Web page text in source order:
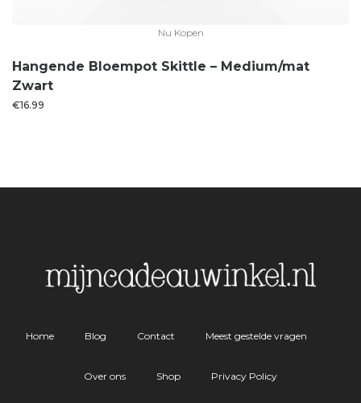
Nu Kopen
Hangende Bloempot Skittle – Medium/mat
Zwart
€16.99
Home Blog Contact Meest gestelde vragen
Over ons Shop Privacy Policy